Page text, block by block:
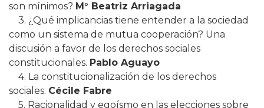
son mínimos? M° Beatriz Arriagada
3. ¿Qué implicancias tiene entender a la sociedad
como un sistema de mutua cooperación? Una
discusión a favor de los derechos sociales
constitucionales. Pablo Aguayo
4. La constitucionalización de los derechos
sociales. Cécile Fabre
5. Racionalidad y egoísmo en las elecciones sobre